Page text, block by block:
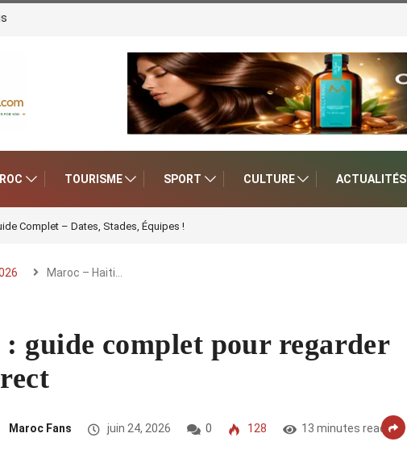
TOURISME SPORT CULTURE ACTUALITÉS
Complet – Dates, Stades, Équipes !
Maroc – Haiti…
guide complet pour regarder
Maroc Fans juin 24, 2026 0 128 13 minutes read